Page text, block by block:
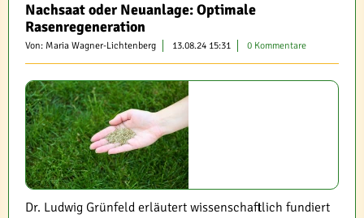
Nachsaat oder Neuanlage: Optimale
Rasenregeneration
Von: Maria Wagner-Lichtenberg 13.08.24 15:31 0 Kommentare
Dr. Ludwig Grünfeld erläutert wissenschaftlich fundiert